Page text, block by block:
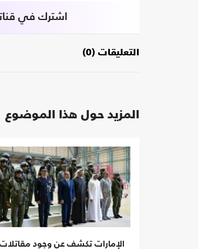
اشترك في
التعليقات (0)
المزيد حول هذا الموضوع
الإمارات تكشف عن وجود مقاتلات